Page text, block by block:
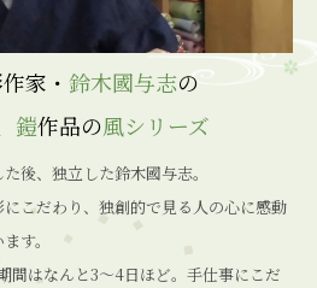
家・ 鈴木國与志の
鎧作品の風シリーズ
後、独立した鈴木國与志。
こだわり、独創的で見る人の心に感動
す。
間はなんと3〜4日ほど。手仕事にこだ